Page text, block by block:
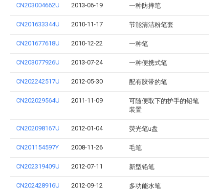
CN203004662U 2013-06-19 一种防摔笔
CN201633344U 2010-11-17 节能清洁粉笔套
CN201677618U 2010-12-22 一种笔
CN203077926U 2013-07-24 一种便携式笔
CN202242517U 2012-05-30 配有胶带的笔
CN202029564U 2011-11-09
可随便取下的护手的铅笔
装置
CN202098167U 2012-01-04 荧光笔u盘
CN201154597Y 2008-11-26 毛笔
CN202319409U 2012-07-11 新型铅笔
CN202428916U 2012-09-12 多功能水笔